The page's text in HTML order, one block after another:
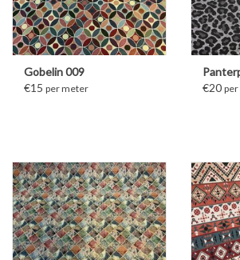
Gobelin 009
€15 per meter
€20